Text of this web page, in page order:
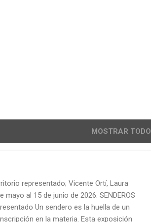
MOSTRAR TODO
representado; Vicente Ortí, Laura
al 15 de junio de 2026. SENDEROS
Un sendero es la huella de un
en la materia. Esta exposición